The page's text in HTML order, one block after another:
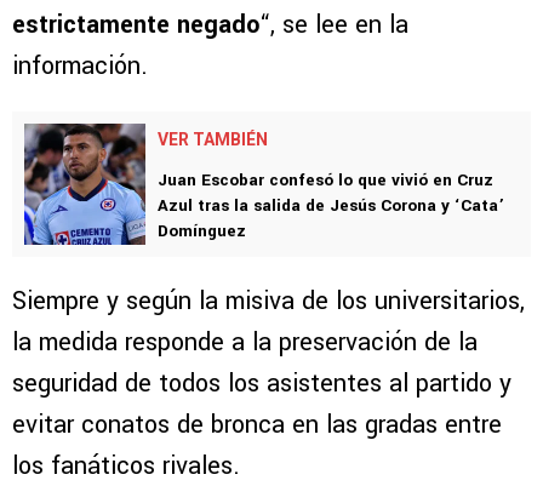
estrictamente negado“, se lee en la
información.
VER TAMBIÉN
Juan Escobar confesó lo que vivió en Cruz
Azul tras la salida de Jesús Corona y ‘Cata’
Domínguez
Siempre y según la misiva de los universitarios,
la medida responde a la preservación de la
seguridad de todos los asistentes al partido y
evitar conatos de bronca en las gradas entre
los fanáticos rivales.